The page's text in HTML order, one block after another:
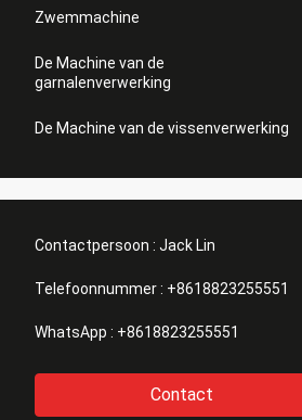
Zwemmachine
De Machine van de
garnalenverwerking
De Machine van de vissenverwerking
Contactpersoon : Jack Lin
Telefoonnummer : +8618823255551
WhatsApp : +8618823255551
Contact